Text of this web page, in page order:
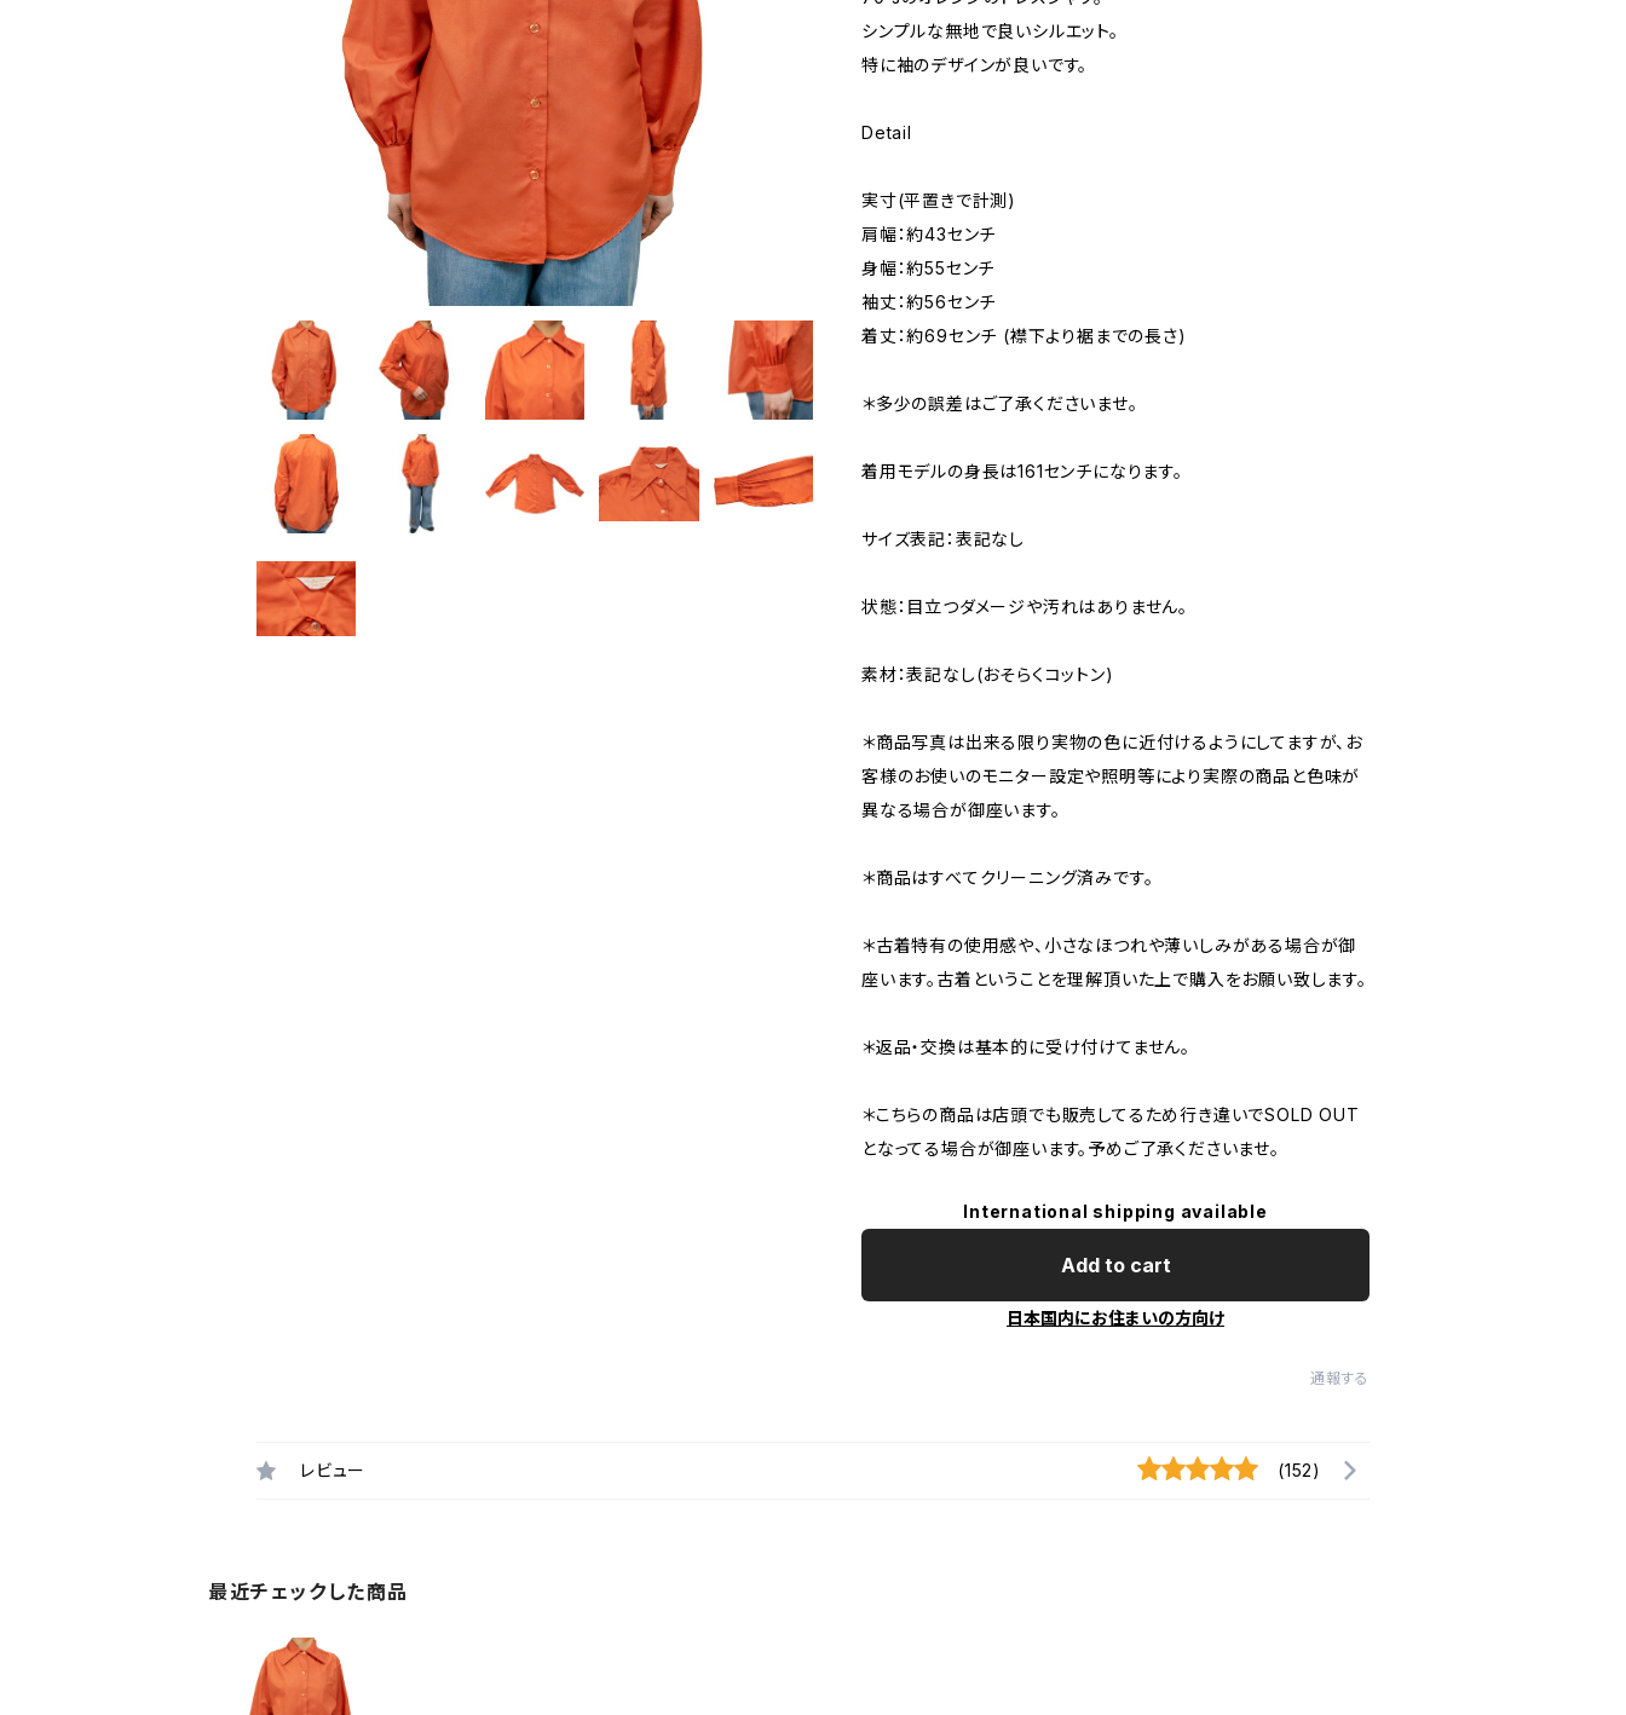
シンプルな無地で良いシルエット。
特に袖のデザインが良いです。
Detail
実寸(平置きで計測)
肩幅：約43センチ
身幅：約55センチ
袖丈：約56センチ
着丈：約69センチ (襟下より裾までの長さ)
＊多少の誤差はご了承くださいませ。
着用モデルの身長は161センチになります。
サイズ表記：表記なし
状態：目立つダメージや汚れはありません。
素材：表記なし(おそらくコットン)
＊商品写真は出来る限り実物の色に近付けるようにしてますが、お
客様のお使いのモニター設定や照明等により実際の商品と色味が
異なる場合が御座います。
＊商品はすべてクリーニング済みです。
＊古着特有の使用感や、小さなほつれや薄いしみがある場合が御
座います。古着ということを理解頂いた上で購入をお願い致します。
＊返品・交換は基本的に受け付けてません。
＊こちらの商品は店頭でも販売してるため行き違いでSOLD OUT
となってる場合が御座います。予めご了承くださいませ。
International shipping available
Add to cart
日本国内にお住まいの方向け
通報する
レビュー (152)
最近チェックした商品